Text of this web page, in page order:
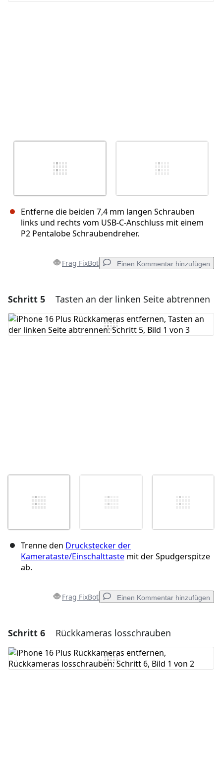
Entferne die beiden 7,4 mm langen Schrauben
links und rechts vom USB-C-Anschluss mit einem
P2 Pentalobe Schraubendreher.
Frag FixBot Einen Kommentar hinzufügen
Einen Kommentar hinzufügen
Kommentar hinzufügen
Schritt 5 Tasten an der linken Seite abtrennen
Trenne den Druckstecker der
Kamerataste/Einschalttaste mit der Spudgerspitze
ab.
Frag FixBot Einen Kommentar hinzufügen
Einen Kommentar hinzufügen
Kommentar hinzufügen
Schritt 6 Rückkameras losschrauben